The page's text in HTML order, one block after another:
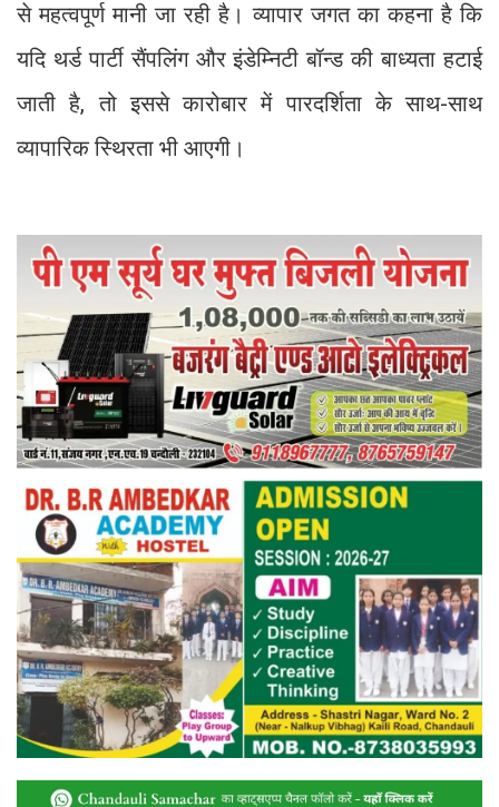
से महत्वपूर्ण मानी जा रही है। व्यापार जगत का कहना है कि
यदि थर्ड पार्टी सैंपलिंग और इंडेम्निटी बॉन्ड की बाध्यता हटाई
जाती है, तो इससे कारोबार में पारदर्शिता के साथ-साथ
व्यापारिक स्थिरता भी आएगी।